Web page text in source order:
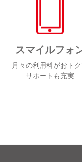
スマイルフォ
月々の利用料がおト
サポートも充実